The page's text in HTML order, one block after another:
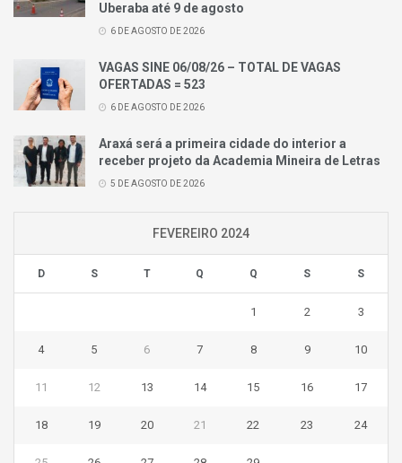
Uberaba até 9 de agosto
6 DE AGOSTO DE 2026
VAGAS SINE 06/08/26 – TOTAL DE VAGAS
OFERTADAS = 523
6 DE AGOSTO DE 2026
Araxá será a primeira cidade do interior a
receber projeto da Academia Mineira de Letras
5 DE AGOSTO DE 2026
FEVEREIRO 2024
D S T Q Q S S
1 2 3
4 5 6 7 8 9 10
11 12 13 14 15 16 17
18 19 20 21 22 23 24